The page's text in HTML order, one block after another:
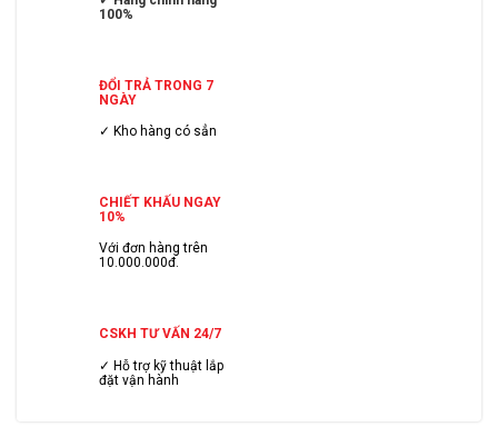
100%
ĐỔI TRẢ TRONG 7
NGÀY
✓ Kho hàng có sẳn
CHIẾT KHẤU NGAY
10%
Với đơn hàng trên
10.000.000đ.
CSKH TƯ VẤN 24/7
✓ Hỗ trợ kỹ thuật lắp
đặt vận hành